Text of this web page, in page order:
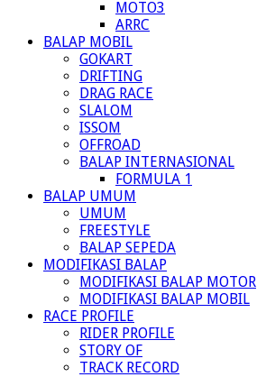
MOTO3
ARRC
BALAP MOBIL
GOKART
DRIFTING
DRAG RACE
SLALOM
ISSOM
OFFROAD
BALAP INTERNASIONAL
FORMULA 1
BALAP UMUM
UMUM
FREESTYLE
BALAP SEPEDA
MODIFIKASI BALAP
MODIFIKASI BALAP MOTOR
MODIFIKASI BALAP MOBIL
RACE PROFILE
RIDER PROFILE
STORY OF
TRACK RECORD